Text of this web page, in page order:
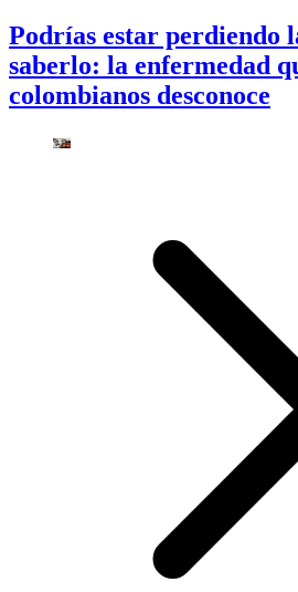
Podrías estar perdiendo
saberlo: la enfermedad
colombianos desconoce